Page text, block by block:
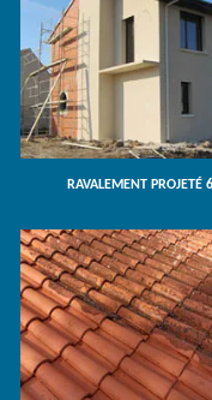
RAVALEMENT PROJETÉ